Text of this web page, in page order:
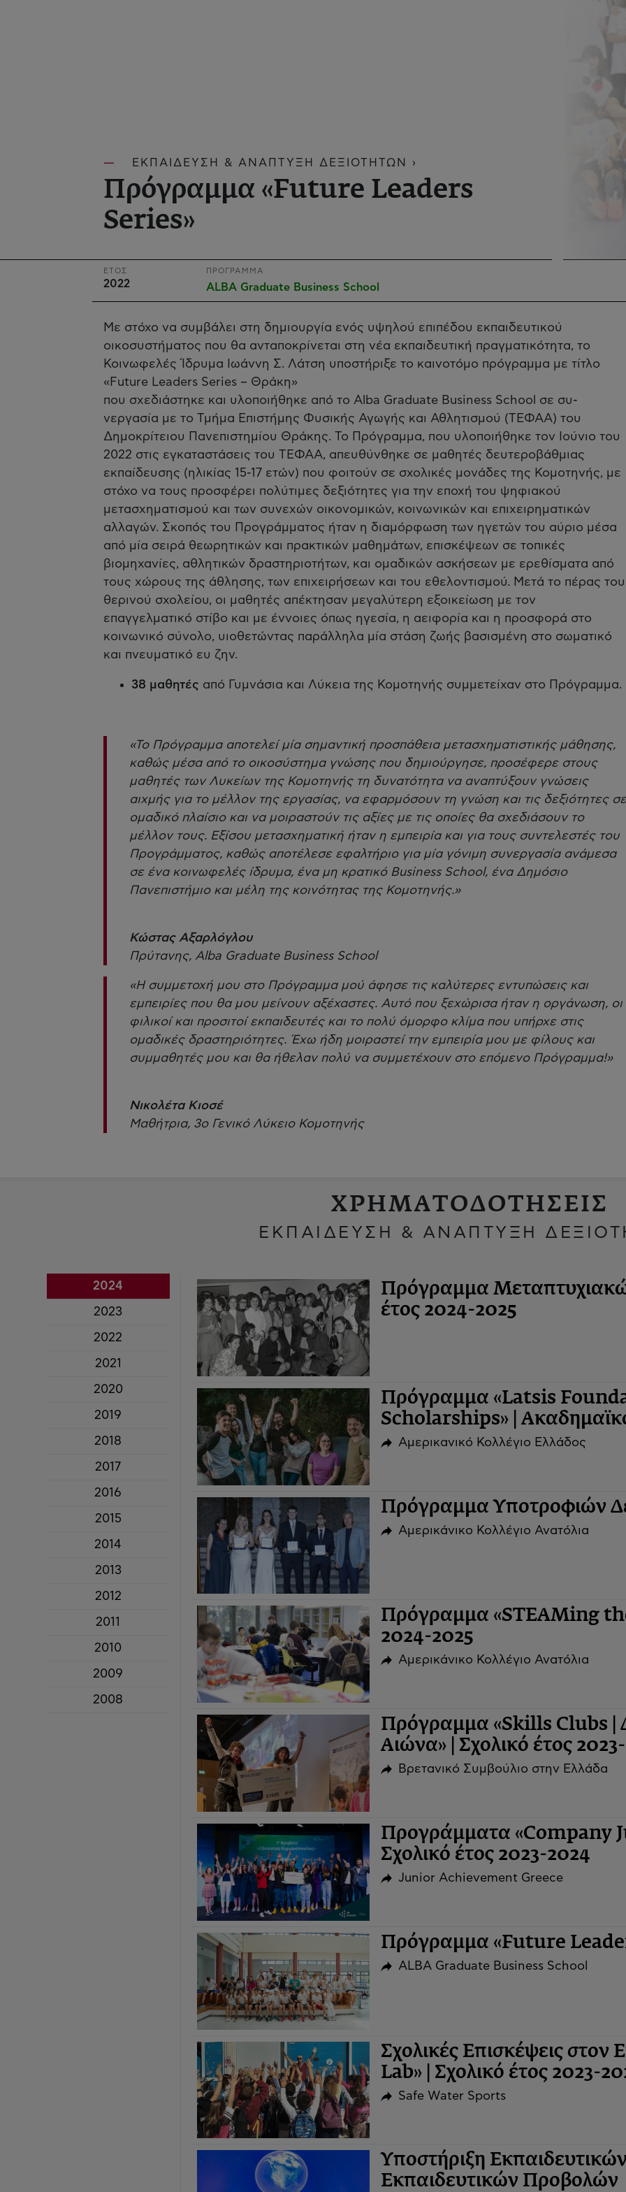
ΕΚΠΑΙΔΕΥΣΗ & ΑΝΑΠΤΥΞΗ ΔΕΞΙΟΤΗΤΩΝ ›
Πρόγραμμα «Future Leaders
Series»
ΕΤΟΣ
2022
ΠΡΟΓΡΑΜΜΑ
ALBA Graduate Business School
Με στόχο να συμβάλει στη δημιουργία ενός υψηλού επιπέδου εκπαιδευτικού
οικοσυστήματος που θα ανταποκρίνεται στη νέα εκπαιδευτική πραγματικότητα, το
Κοινωφελές Ίδρυμα Ιωάννη Σ. Λάτση υποστήριξε το καινοτόμο πρόγραμμα με τίτλο
«Future Leaders Series – Θράκη»
που σχεδιάστηκε και υλοποιήθηκε από το Αlba Graduate Business School σε συ-
νεργασία με το Τμήμα Επιστήμης Φυσικής Αγωγής και Αθλητισμού (ΤΕΦΑΑ) του
Δημοκρίτειου Πανεπιστημίου Θράκης. Το Πρόγραμμα, που υλοποιήθηκε τον Ιούνιο του
2022 στις εγκαταστάσεις του ΤΕΦΑΑ, απευθύνθηκε σε μαθητές δευτεροβάθμιας
εκπαίδευσης (ηλικίας 15-17 ετών) που φοιτούν σε σχολικές μονάδες της Κομοτηνής, με
στόχο να τους προσφέρει πολύτιμες δεξιότητες για την εποχή του ψηφιακού
μετασχηματισμού και των συνεχών οικονομικών, κοινωνικών και επιχειρηματικών
αλλαγών. Σκοπός του Προγράμματος ήταν η διαμόρφωση των ηγετών του αύριο μέσα
από μία σειρά θεωρητικών και πρακτικών μαθημάτων, επισκέψεων σε τοπικές
βιομηχανίες, αθλητικών δραστηριοτήτων, και ομαδικών ασκήσεων με ερεθίσματα από
τους χώρους της άθλησης, των επιχειρήσεων και του εθελοντισμού. Μετά το πέρας του
θερινού σχολείου, οι μαθητές απέκτησαν μεγαλύτερη εξοικείωση με τον
επαγγελματικό στίβο και με έννοιες όπως ηγεσία, η αειφορία και η προσφορά στο
κοινωνικό σύνολο, υιοθετώντας παράλληλα μία στάση ζωής βασισμένη στο σωματικό
και πνευματικό ευ ζην.
38 μαθητές από Γυμνάσια και Λύκεια της Κομοτηνής συμμετείχαν στο Πρόγραμμα.
«Το Πρόγραμμα αποτελεί μία σημαντική προσπάθεια μετασχηματιστικής μάθησης,
καθώς μέσα από το οικοσύστημα γνώσης που δημιούργησε, προσέφερε στους
μαθητές των Λυκείων της Κομοτηνής τη δυνατότητα να αναπτύξουν γνώσεις
αιχμής για το μέλλον της εργασίας, να εφαρμόσουν τη γνώση και τις δεξιότητες σε
ομαδικό πλαίσιο και να μοιραστούν τις αξίες με τις οποίες θα σχεδιάσουν το
μέλλον τους. Εξίσου μετασχηματική ήταν η εμπειρία και για τους συντελεστές του
Προγράμματος, καθώς αποτέλεσε εφαλτήριο για μία γόνιμη συνεργασία ανάμεσα
σε ένα κοινωφελές ίδρυμα, ένα μη κρατικό Βusiness School, ένα Δημόσιο
Πανεπιστήμιο και μέλη της κοινότητας της Κομοτηνής.»
Κώστας Αξαρλόγλου
Πρύτανης, Alba Graduate Business School
«Η συμμετοχή μου στο Πρόγραμμα μού άφησε τις καλύτερες εντυπώσεις και
εμπειρίες που θα μου μείνουν αξέχαστες. Αυτό που ξεχώρισα ήταν η οργάνωση, οι
φιλικοί και προσιτοί εκπαιδευτές και το πολύ όμορφο κλίμα που υπήρχε στις
ομαδικές δραστηριότητες. Έχω ήδη μοιραστεί την εμπειρία μου με φίλους και
συμμαθητές μου και θα ήθελαν πολύ να συμμετέχουν στο επόμενο Πρόγραμμα!»
Νικολέτα Κιοσέ
Μαθήτρια, 3ο Γενικό Λύκειο Κομοτηνής
ΧΡΗΜΑΤΟΔΟΤΗΣΕΙΣ
ΕΚΠΑΙΔΕΥΣΗ & ΑΝΑΠΤΥΞΗ
2024
2023
2022
2021
2020
2019
2018
2017
2016
2015
2014
2013
2012
2011
2010
2009
2008
Πρόγραμμα
έτος 2024-2025
Πρόγραμμα «Latsis
Scholarships» |
Αμερικανικό Κολλέγιο Ελλάδος
Πρόγραμμα Υποτροφιών
Αμερικάνικο Κολλέγιο Ανατόλια
Πρόγραμμα «STEAMing
2024-2025
Αμερικάνικο Κολλέγιο Ανατόλια
Πρόγραμμα «Skills Clubs |
Αιώνα» | Σχολικό έτος
Βρετανικό Συμβούλιο στην Ελλάδα
Προγράμματα «Company
Σχολικό έτος 2023-2024
Junior Achievement Greece
Πρόγραμμα «Future
ALBA Graduate Business School
Σχολικές Επισκέψεις
Lab» | Σχολικό έτος 2023-
Safe Water Sports
Υποστήριξη
Εκπαιδευτικών Προβολών